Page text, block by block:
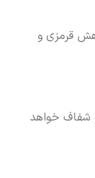
قرمزی و
شفاف خواهد